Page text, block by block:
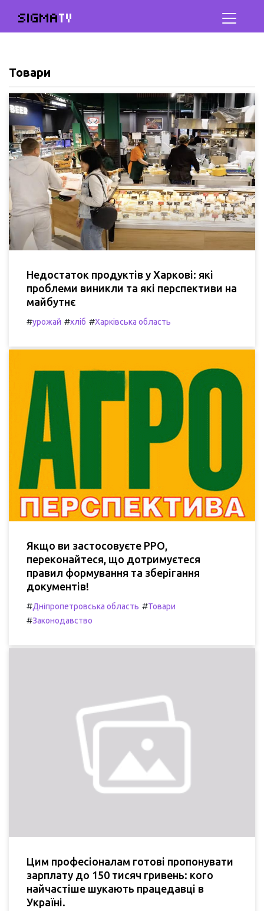
SIGMATV
Товари
Недостаток продуктів у Харкові: які
проблеми виникли та які перспективи на
майбутнє
#урожай #хліб #Харківська область
Якщо ви застосовуєте РРО,
переконайтеся, що дотримуєтеся
правил формування та зберігання
документів!
#Дніпропетровська область #Товари
#Законодавство
Цим професіоналам готові пропонувати
зарплату до 150 тисяч гривень: кого
найчастіше шукають працедавці в
Україні.